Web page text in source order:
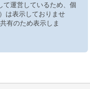
て運営しているため、個
は表示しておりませ
有のため表示しま